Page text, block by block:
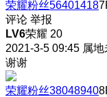
荣耀粉丝56401418
评论 举报
LV6荣耀 20
2021-3-5 09:45 属地
谢谢
荣耀粉丝38048940